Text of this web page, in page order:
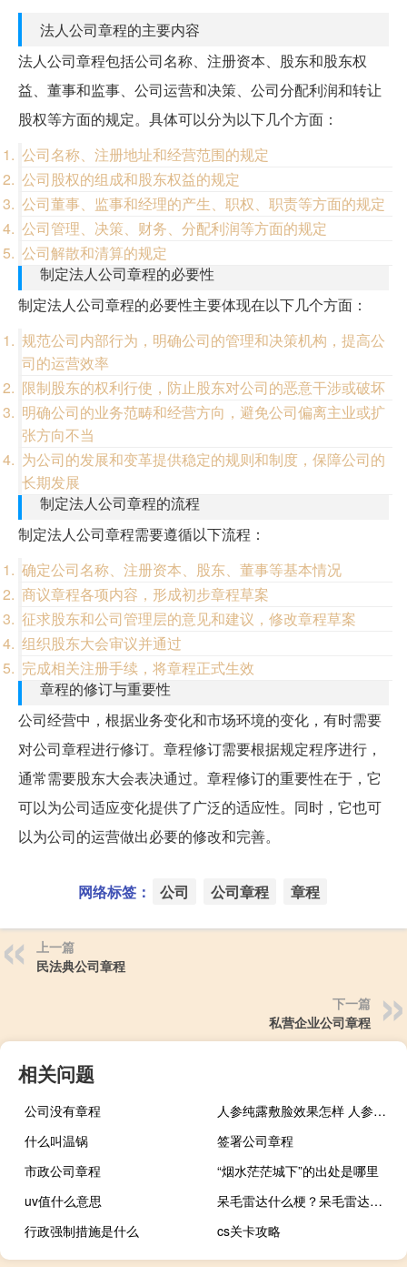
法人公司章程的主要内容
法人公司章程包括公司名称、注册资本、股东和股东权
益、董事和监事、公司运营和决策、公司分配利润和转让
股权等方面的规定。具体可以分为以下几个方面：
公司名称、注册地址和经营范围的规定
公司股权的组成和股东权益的规定
公司董事、监事和经理的产生、职权、职责等方面的规定
公司管理、决策、财务、分配利润等方面的规定
公司解散和清算的规定
制定法人公司章程的必要性
制定法人公司章程的必要性主要体现在以下几个方面：
规范公司内部行为，明确公司的管理和决策机构，提高公
司的运营效率
限制股东的权利行使，防止股东对公司的恶意干涉或破坏
明确公司的业务范畴和经营方向，避免公司偏离主业或扩
张方向不当
为公司的发展和变革提供稳定的规则和制度，保障公司的
长期发展
制定法人公司章程的流程
制定法人公司章程需要遵循以下流程：
确定公司名称、注册资本、股东、董事等基本情况
商议章程各项内容，形成初步章程草案
征求股东和公司管理层的意见和建议，修改章程草案
组织股东大会审议并通过
完成相关注册手续，将章程正式生效
章程的修订与重要性
公司经营中，根据业务变化和市场环境的变化，有时需要
对公司章程进行修订。章程修订需要根据规定程序进行，
通常需要股东大会表决通过。章程修订的重要性在于，它
可以为公司适应变化提供了广泛的适应性。同时，它也可
以为公司的运营做出必要的修改和完善。
网络标签： 公司 公司章程 章程
上一篇
民法典公司章程
下一篇
私营企业公司章程
相关问题
公司没有章程
人参纯露敷脸效果怎样 人参纯露的功效与作用
什么叫温锅
签署公司章程
市政公司章程
“烟水茫茫城下”的出处是哪里
uv值什么意思
呆毛雷达什么梗？呆毛雷达是什么意思什么梗
行政强制措施是什么
cs关卡攻略